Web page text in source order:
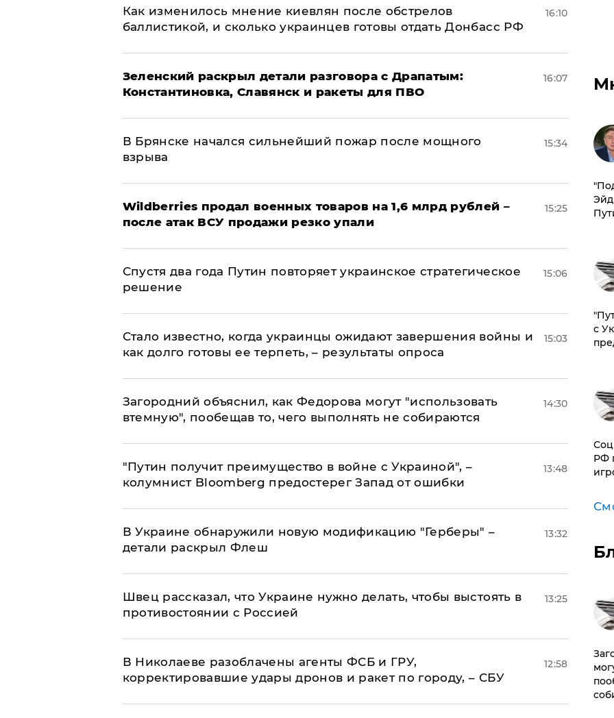
Как изменилось мнение киевлян после обстрелов
баллистикой, и сколько украинцев готовы отдать Донбасс РФ
16:10
​Зеленский раскрыл детали разговора с Драпатым:
Константиновка, Славянск и ракеты для ПВО
16:07
В Брянске начался сильнейший пожар после мощного
взрыва
15:34
​Wildberries продал военных товаров на 1,6 млрд рублей –
после атак ВСУ продажи резко упали
15:25
Спустя два года Путин повторяет украинское стратегическое
решение
15:06
Стало известно, когда украинцы ожидают завершения войны и
как долго готовы ее терпеть, – результаты опроса
15:03
Загородний объяснил, как Федорова могут "использовать
втемную", пообещав то, чего выполнять не собираются
14:30
"Путин получит преимущество в войне с Украиной", –
колумнист Bloomberg предостерег Запад от ошибки
13:48
В Украине обнаружили новую модификацию "Герберы" –
детали раскрыл Флеш
13:32
Швец рассказал, что Украине нужно делать, чтобы выстоять в
противостоянии с Россией
13:25
В Николаеве разоблачены агенты ФСБ и ГРУ,
корректировавшие удары дронов и ракет по городу, – СБУ
12:58
с
РФ